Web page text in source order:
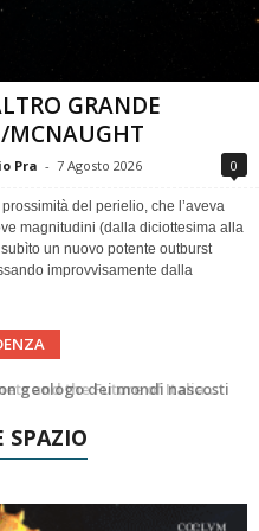
GRANDE
MCNAUGHT
Pra - 7 Agosto 2026 0
del perielio, che l’aveva
magnitudini (dalla diciottesima alla
un nuovo potente outburst
improvvisamente dalla
dei mondi nascosti
li usava
SPAZIO